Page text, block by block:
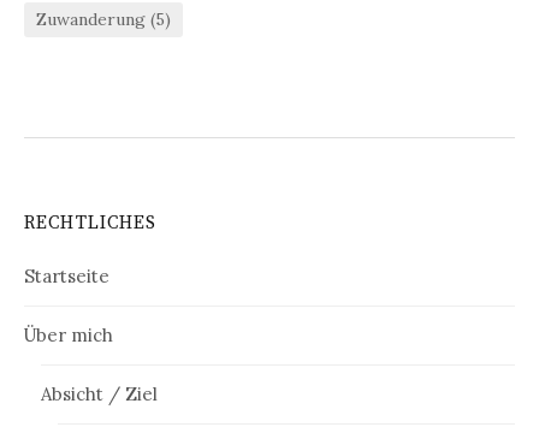
Zuwanderung (5)
RECHTLICHES
Startseite
Über mich
Absicht / Ziel